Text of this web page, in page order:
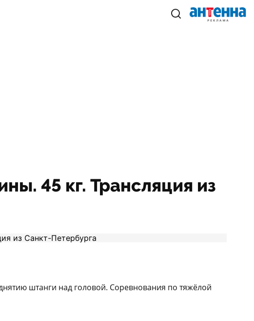
45 кг. Трансляция из
штанги над головой. Соревнования по тяжёлой